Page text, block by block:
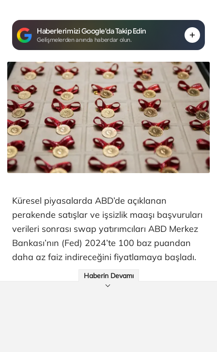
Haberlerimizi Google'da Takip Edin
Gelişmelerden anında haberdar olun.
Küresel piyasalarda ABD’de açıklanan
perakende satışlar ve işsizlik maaşı başvuruları
verileri sonrası swap yatırımcıları ABD Merkez
Bankası’nın (Fed) 2024’te 100 baz puandan
daha az faiz indireceğini fiyatlamaya başladı.
Haberin Devamı